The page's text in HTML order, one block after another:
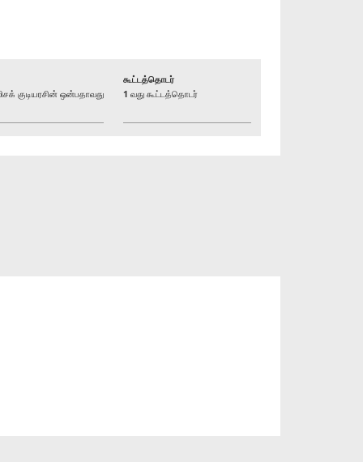
குடியரசின் ஒன்பதாவது
கூட்டத்தொடர்
1 வது கூட்டத்தொடர்